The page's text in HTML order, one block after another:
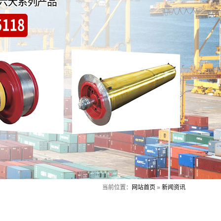
当前位置： 网站首页 » 新闻资讯